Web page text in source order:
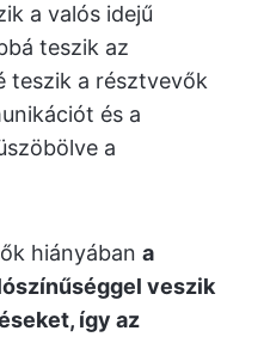
a valós idejű
teszik az
teszik a résztvevők
és a
a
hiányában a
veszik
így az